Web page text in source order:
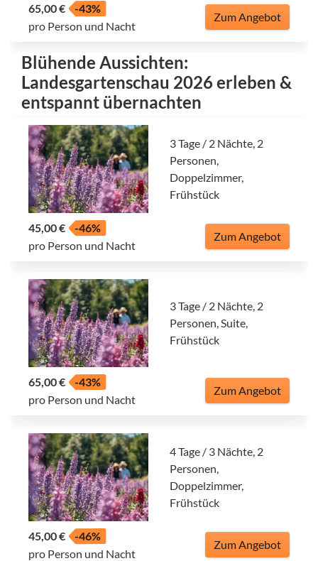
65,00 €
-43%
pro Person und Nacht
Zum Angebot
Blühende Aussichten:
Landesgartenschau 2026 erleben &
entspannt übernachten
3 Tage / 2 Nächte, 2
Personen,
Doppelzimmer,
Frühstück
45,00 €
-46%
pro Person und Nacht
Zum Angebot
3 Tage / 2 Nächte, 2
Personen, Suite,
Frühstück
65,00 €
-43%
pro Person und Nacht
Zum Angebot
4 Tage / 3 Nächte, 2
Personen,
Doppelzimmer,
Frühstück
45,00 €
-46%
pro Person und Nacht
Zum Angebot